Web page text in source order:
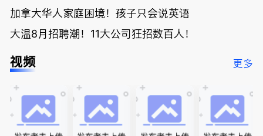
加拿大华人家庭困境！孩子只会说英语
大温8月招聘潮！11大公司狂招数百人！
视频 更多